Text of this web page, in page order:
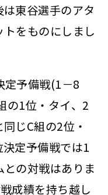
東谷選手のアタ
をものにしまし
定予備戦(1－8
の1位・タイ、2
じC組の2位・
定予備戦では1
の対戦はありま
成績を持ち越し